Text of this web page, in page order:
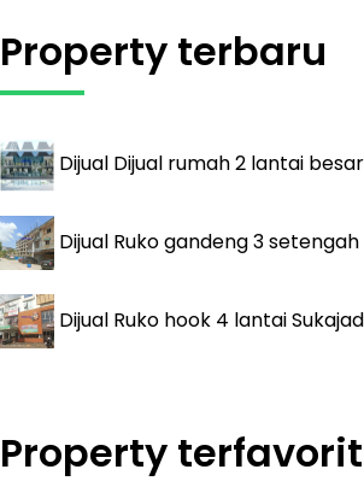
Property terbaru
Dijual Dijual rumah 2 lantai
Dijual Ruko gandeng 3
Dijual Ruko hook 4 lantai
Property terfavorit